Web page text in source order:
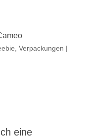
Verpackungen |
eine